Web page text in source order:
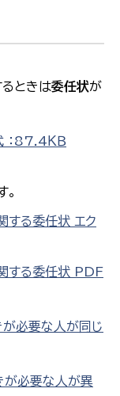
ときは委任状が
87.4ＫＢ
。
する委任状 エク
する委任状 PDF
が必要な人が同じ
が必要な人が異